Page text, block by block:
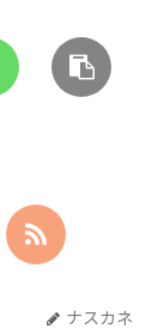
ナスカネ